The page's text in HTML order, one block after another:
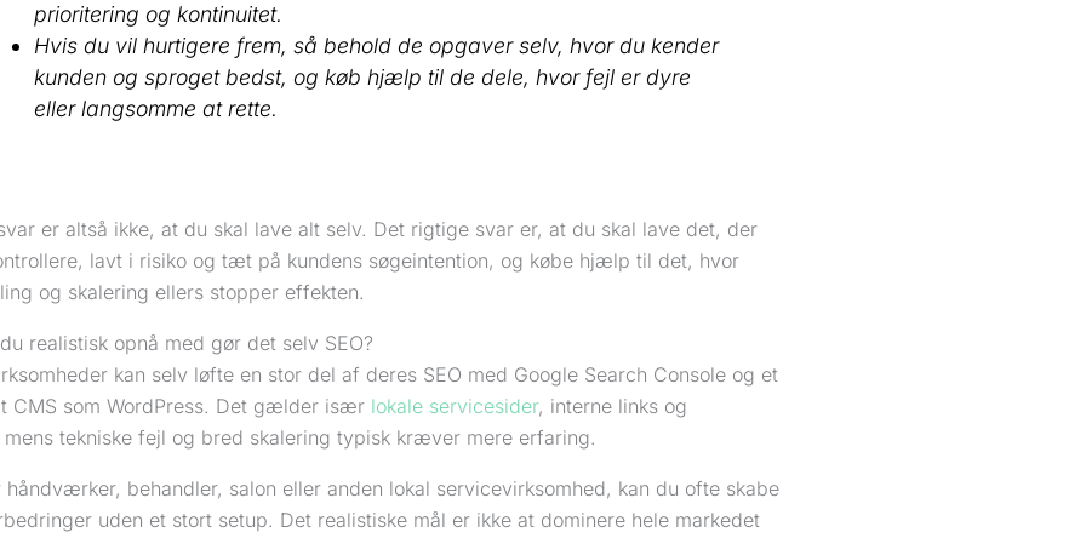
prioritering og kontinuitet.
Hvis du vil hurtigere frem, så behold de opgaver selv, hvor du kender
kunden og sproget bedst, og køb hjælp til de dele, hvor fejl er dyre
eller langsomme at rette.
er altså ikke, at du skal lave alt selv. Det rigtige svar er, at du skal lave det, der
lavt i risiko og tæt på kundens søgeintention, og købe hjælp til det, hvor
og skalering ellers stopper effekten.
realistisk opnå med gør det selv SEO?
kan selv løfte en stor del af deres SEO med Google Search Console og et
CMS som WordPress. Det gælder især lokale servicesider, interne links og
tekniske fejl og bred skalering typisk kræver mere erfaring.
håndværker, behandler, salon eller anden lokal servicevirksomhed, kan du ofte skabe
uden et stort setup. Det realistiske mål er ikke at dominere hele markedet